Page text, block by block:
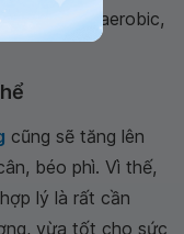
như yoga, aerobic,
cũng sẽ tăng lên
béo phì. Vì thế,
lý là rất cần
vừa tốt cho sức